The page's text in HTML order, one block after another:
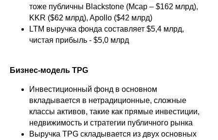
тоже публичны Blackstone (Mcap – $162 млрд),
KKR ($62 млрд), Apollo ($42 млрд)
LTM выручка фонда составляет $5,4 млрд,
чистая прибыль - $5,0 млрд
Бизнес-модель TPG
Инвестиционный фонд в основном
вкладывается в нетрадиционные, сложные
классы активов, такие как прямые инвестиции,
недвижимость и стратегии публичного рынка
Выручка TPG складывается из двух основных